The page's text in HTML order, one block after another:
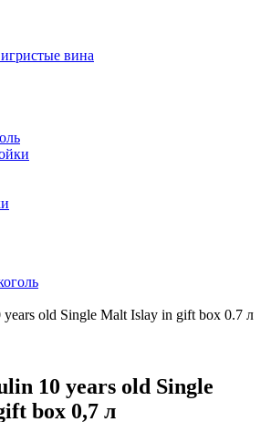
вина
old Single Malt Islay in gift box 0.7 л
10 years old Single
box 0,7 л